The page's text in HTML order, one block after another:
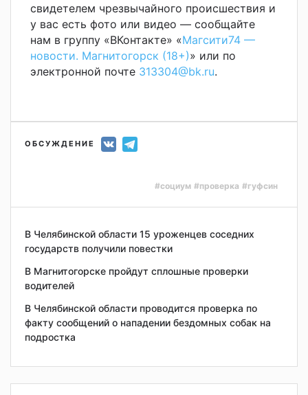
свидетелем чрезвычайного происшествия и
у вас есть фото или видео — сообщайте
нам в группу «ВКонтакте» «Магсити74 —
новости. Магнитогорск (18+)» или по
электронной почте 313304@bk.ru.
ОБСУЖДЕНИЕ
#социум #проверка #гуфсин
В Челябинской области 15 уроженцев соседних
государств получили повестки
В Магнитогорске пройдут сплошные проверки
водителей
В Челябинской области проводится проверка по
факту сообщений о нападении бездомных собак на
подростка